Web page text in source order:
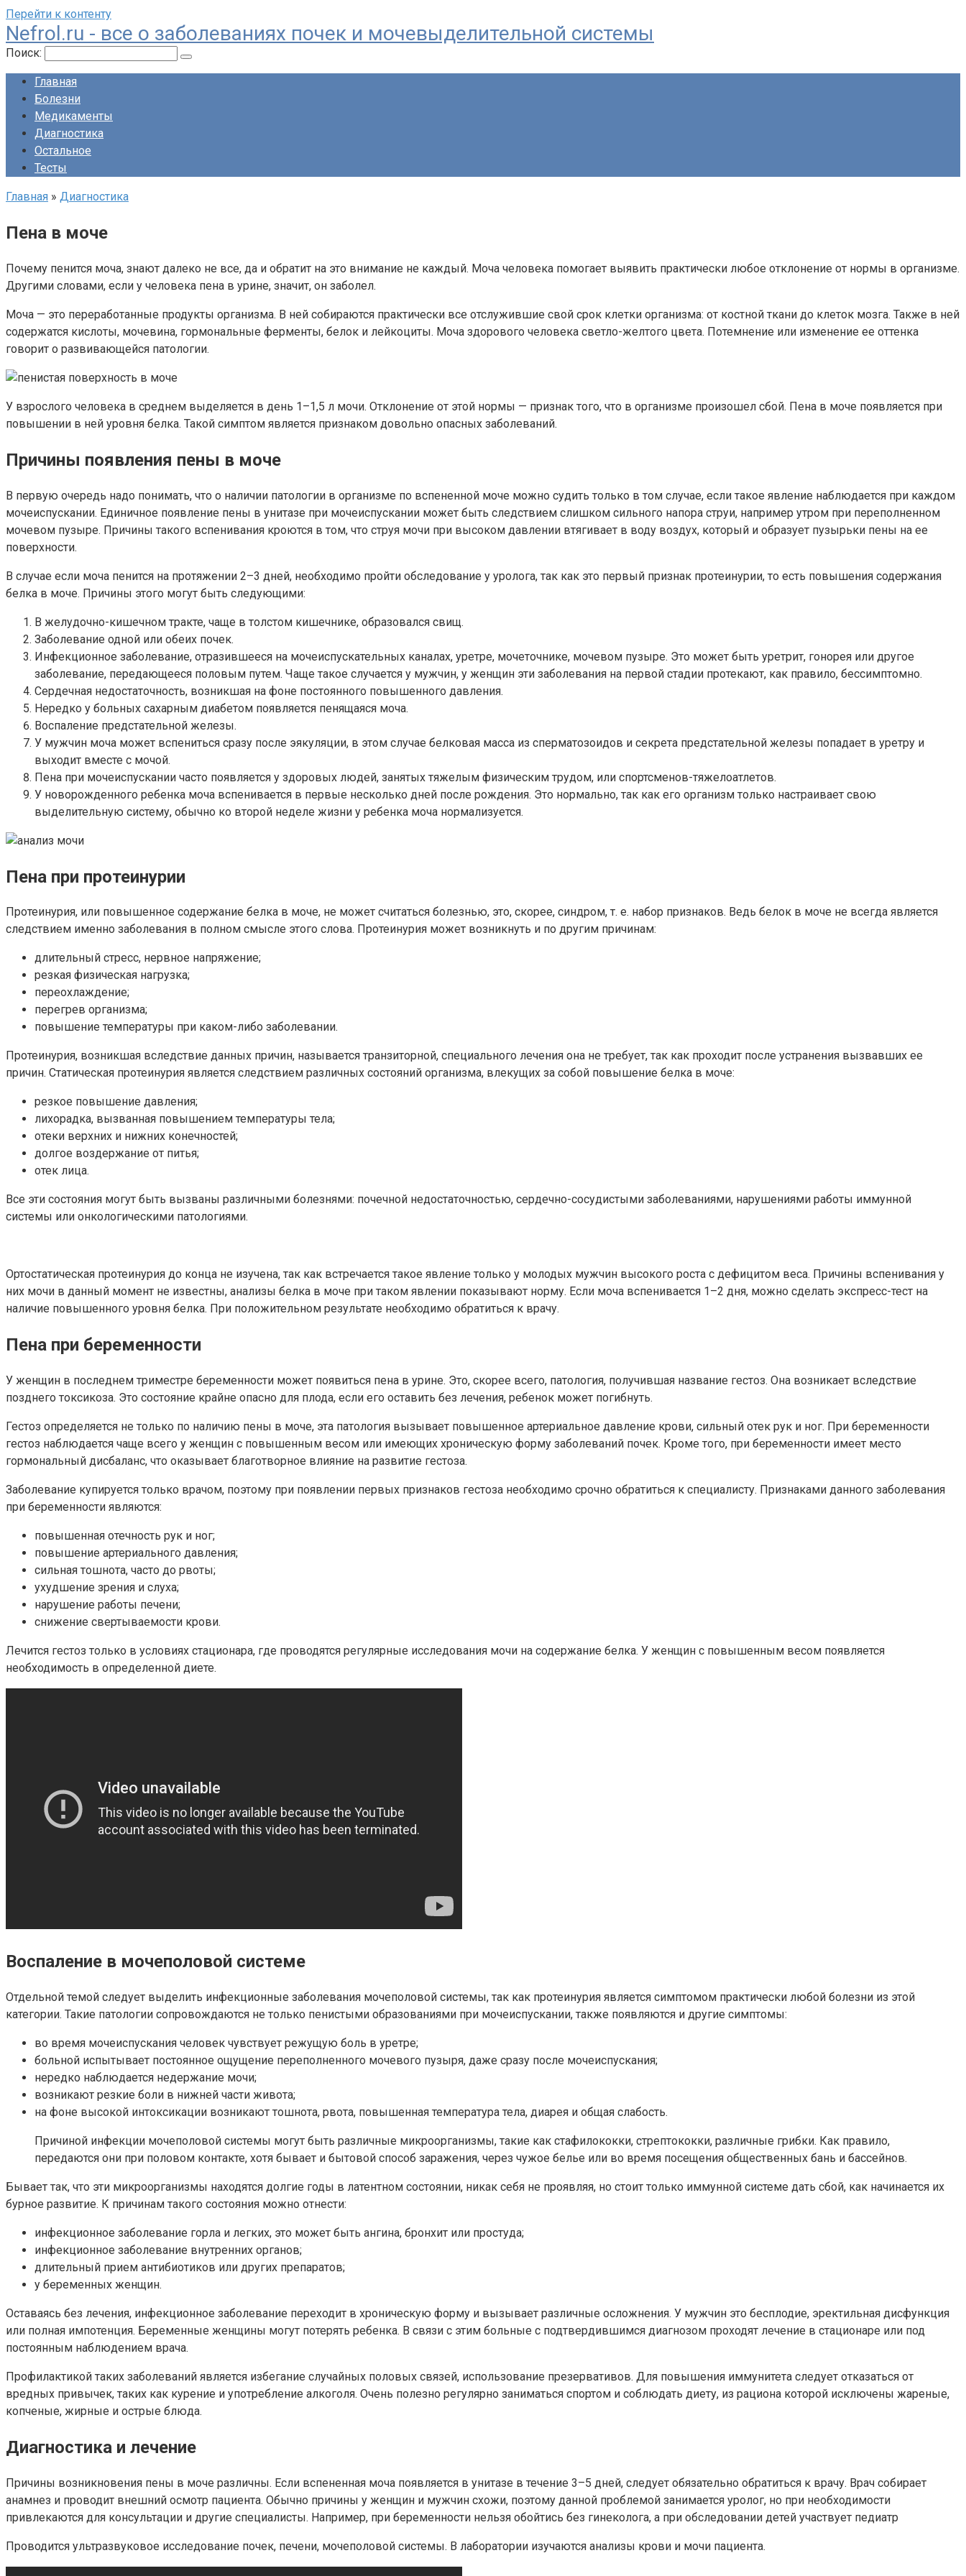
Перейти к контенту
Nefrol.ru - все о заболеваниях почек и мочевыделительной системы
Поиск:
Главная
Болезни
Медикаменты
Диагностика
Остальное
Тесты
Главная » Диагностика
Пена в моче
Почему пенится моча, знают далеко не все, да и обратит на это внимание не каждый. Моча человека помогает выявить практически любое отклонение от нормы в организме.
Другими словами, если у человека пена в урине, значит, он заболел.
Моча — это переработанные продукты организма. В ней собираются практически все отслужившие свой срок клетки организма: от костной ткани до клеток мозга. Также в ней
содержатся кислоты, мочевина, гормональные ферменты, белок и лейкоциты. Моча здорового человека светло-желтого цвета. Потемнение или изменение ее оттенка
говорит о развивающейся патологии.
У взрослого человека в среднем выделяется в день 1–1,5 л мочи. Отклонение от этой нормы — признак того, что в организме произошел сбой. Пена в моче появляется при
повышении в ней уровня белка. Такой симптом является признаком довольно опасных заболеваний.
Причины появления пены в моче
В первую очередь надо понимать, что о наличии патологии в организме по вспененной моче можно судить только в том случае, если такое явление наблюдается при каждом
мочеиспускании. Единичное появление пены в унитазе при мочеиспускании может быть следствием слишком сильного напора струи, например утром при переполненном
мочевом пузыре. Причины такого вспенивания кроются в том, что струя мочи при высоком давлении втягивает в воду воздух, который и образует пузырьки пены на ее
поверхности.
В случае если моча пенится на протяжении 2–3 дней, необходимо пройти обследование у уролога, так как это первый признак протеинурии, то есть повышения содержания
белка в моче. Причины этого могут быть следующими:
В желудочно-кишечном тракте, чаще в толстом кишечнике, образовался свищ.
Заболевание одной или обеих почек.
Инфекционное заболевание, отразившееся на мочеиспускательных каналах, уретре, мочеточнике, мочевом пузыре. Это может быть уретрит, гонорея или другое
заболевание, передающееся половым путем. Чаще такое случается у мужчин, у женщин эти заболевания на первой стадии протекают, как правило, бессимптомно.
Сердечная недостаточность, возникшая на фоне постоянного повышенного давления.
Нередко у больных сахарным диабетом появляется пенящаяся моча.
Воспаление предстательной железы.
У мужчин моча может вспениться сразу после эякуляции, в этом случае белковая масса из сперматозоидов и секрета предстательной железы попадает в уретру и
выходит вместе с мочой.
Пена при мочеиспускании часто появляется у здоровых людей, занятых тяжелым физическим трудом, или спортсменов-тяжелоатлетов.
У новорожденного ребенка моча вспенивается в первые несколько дней после рождения. Это нормально, так как его организм только настраивает свою
выделительную систему, обычно ко второй неделе жизни у ребенка моча нормализуется.
Пена при протеинурии
Протеинурия, или повышенное содержание белка в моче, не может считаться болезнью, это, скорее, синдром, т. е. набор признаков. Ведь белок в моче не всегда является
следствием именно заболевания в полном смысле этого слова. Протеинурия может возникнуть и по другим причинам:
длительный стресс, нервное напряжение;
резкая физическая нагрузка;
переохлаждение;
перегрев организма;
повышение температуры при каком-либо заболевании.
Протеинурия, возникшая вследствие данных причин, называется транзиторной, специального лечения она не требует, так как проходит после устранения вызвавших ее
причин. Статическая протеинурия является следствием различных состояний организма, влекущих за собой повышение белка в моче:
резкое повышение давления;
лихорадка, вызванная повышением температуры тела;
отеки верхних и нижних конечностей;
долгое воздержание от питья;
отек лица.
Все эти состояния могут быть вызваны различными болезнями: почечной недостаточностью, сердечно-сосудистыми заболеваниями, нарушениями работы иммунной
системы или онкологическими патологиями.
Ортостатическая протеинурия до конца не изучена, так как встречается такое явление только у молодых мужчин высокого роста с дефицитом веса. Причины вспенивания у
них мочи в данный момент не известны, анализы белка в моче при таком явлении показывают норму. Если моча вспенивается 1–2 дня, можно сделать экспресс-тест на
наличие повышенного уровня белка. При положительном результате необходимо обратиться к врачу.
Пена при беременности
У женщин в последнем триместре беременности может появиться пена в урине. Это, скорее всего, патология, получившая название гестоз. Она возникает вследствие
позднего токсикоза. Это состояние крайне опасно для плода, если его оставить без лечения, ребенок может погибнуть.
Гестоз определяется не только по наличию пены в моче, эта патология вызывает повышенное артериальное давление крови, сильный отек рук и ног. При беременности
гестоз наблюдается чаще всего у женщин с повышенным весом или имеющих хроническую форму заболеваний почек. Кроме того, при беременности имеет место
гормональный дисбаланс, что оказывает благотворное влияние на развитие гестоза.
Заболевание купируется только врачом, поэтому при появлении первых признаков гестоза необходимо срочно обратиться к специалисту. Признаками данного заболевания
при беременности являются:
повышенная отечность рук и ног;
повышение артериального давления;
сильная тошнота, часто до рвоты;
ухудшение зрения и слуха;
нарушение работы печени;
снижение свертываемости крови.
Лечится гестоз только в условиях стационара, где проводятся регулярные исследования мочи на содержание белка. У женщин с повышенным весом появляется
необходимость в определенной диете.
Воспаление в мочеполовой системе
Отдельной темой следует выделить инфекционные заболевания мочеполовой системы, так как протеинурия является симптомом практически любой болезни из этой
категории. Такие патологии сопровождаются не только пенистыми образованиями при мочеиспускании, также появляются и другие симптомы:
во время мочеиспускания человек чувствует режущую боль в уретре;
больной испытывает постоянное ощущение переполненного мочевого пузыря, даже сразу после мочеиспускания;
нередко наблюдается недержание мочи;
возникают резкие боли в нижней части живота;
на фоне высокой интоксикации возникают тошнота, рвота, повышенная температура тела, диарея и общая слабость.
Причиной инфекции мочеполовой системы могут быть различные микроорганизмы, такие как стафилококки, стрептококки, различные грибки. Как правило,
передаются они при половом контакте, хотя бывает и бытовой способ заражения, через чужое белье или во время посещения общественных бань и бассейнов.
Бывает так, что эти микроорганизмы находятся долгие годы в латентном состоянии, никак себя не проявляя, но стоит только иммунной системе дать сбой, как начинается их
бурное развитие. К причинам такого состояния можно отнести:
инфекционное заболевание горла и легких, это может быть ангина, бронхит или простуда;
инфекционное заболевание внутренних органов;
длительный прием антибиотиков или других препаратов;
у беременных женщин.
Оставаясь без лечения, инфекционное заболевание переходит в хроническую форму и вызывает различные осложнения. У мужчин это бесплодие, эректильная дисфункция
или полная импотенция. Беременные женщины могут потерять ребенка. В связи с этим больные с подтвердившимся диагнозом проходят лечение в стационаре или под
постоянным наблюдением врача.
Профилактикой таких заболеваний является избегание случайных половых связей, использование презервативов. Для повышения иммунитета следует отказаться от
вредных привычек, таких как курение и употребление алкоголя. Очень полезно регулярно заниматься спортом и соблюдать диету, из рациона которой исключены жареные,
копченые, жирные и острые блюда.
Диагностика и лечение
Причины возникновения пены в моче различны. Если вспененная моча появляется в унитазе в течение 3–5 дней, следует обязательно обратиться к врачу. Врач собирает
анамнез и проводит внешний осмотр пациента. Обычно причины у женщин и мужчин схожи, поэтому данной проблемой занимается уролог, но при необходимости
привлекаются для консультации и другие специалисты. Например, при беременности нельзя обойтись без гинеколога, а при обследовании детей участвует педиатр
Проводится ультразвуковое исследование почек, печени, мочеполовой системы. В лаборатории изучаются анализы крови и мочи пациента.